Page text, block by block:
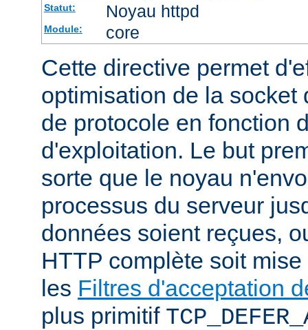
Statut: Noyau httpd
Module: core
Cette directive permet
optimisation de la socket
de protocole en fonction
d'exploitation. Le but
sorte que le noyau
processus du serveur
données soient reçues,
HTTP complète soit
les Filtres d'acceptation
plus primitif